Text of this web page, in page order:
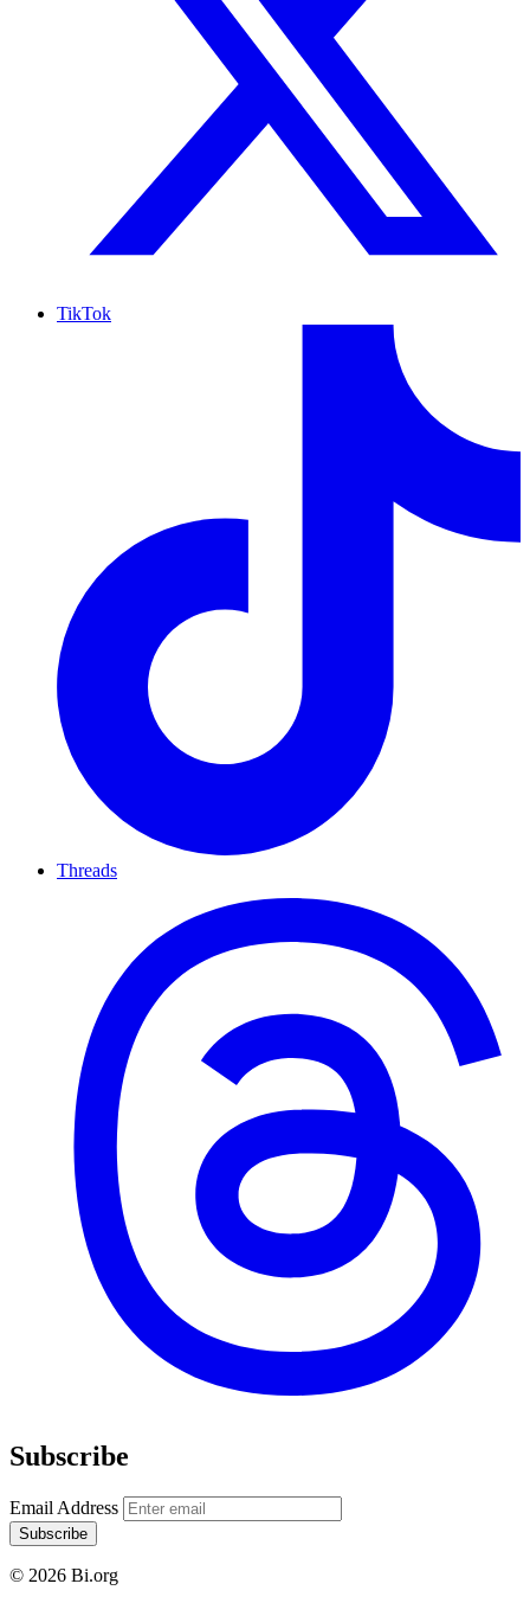
TikTok
Threads
Subscribe
Email Address
Subscribe
© 2026 Bi.org